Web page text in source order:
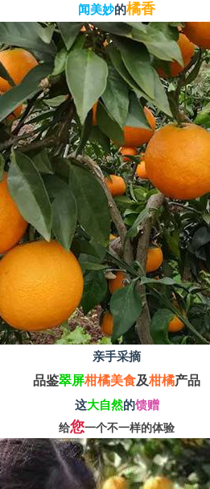
闻美妙的橘香
亲手采摘
品鉴翠屏柑橘美食及柑橘产品
这大自然的馈赠
给您一个不一样的体验